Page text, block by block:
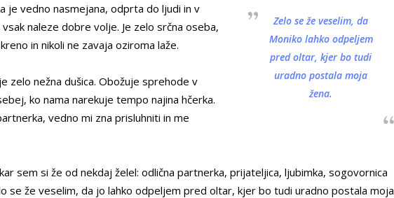
Zelo se že veselim, da
Moniko lahko odpeljem
pred oltar, kjer bo tudi
uradno postala moja
žena.
je vedno nasmejana, odprta do ljudi in v
naleze dobre volje. Je zelo srčna oseba,
in nikoli ne zavaja oziroma laže.
zelo nežna dušica. Obožuje sprehode v
ko nama narekuje tempo najina hčerka.
vedno mi zna prisluhniti in me
sem si že od nekdaj želel: odlična partnerka, prijateljica, ljubimka, sogovornica
se že veselim, da jo lahko odpeljem pred oltar, kjer bo tudi uradno postala moja